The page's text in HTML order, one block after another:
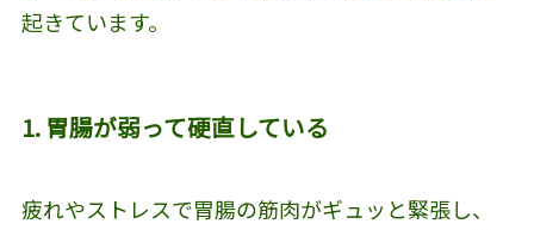
起きています。
1. 胃腸が弱って硬直している
疲れやストレスで胃腸の筋肉がギュッと緊張し、